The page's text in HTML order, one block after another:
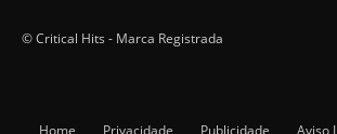
© Critical Hits - Marca Registrada